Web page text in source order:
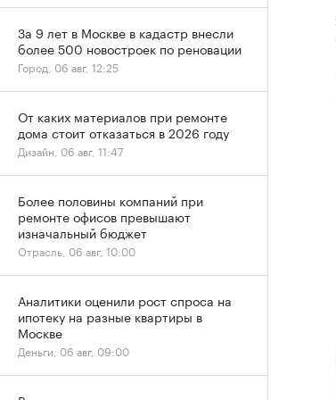
За 9 лет в Москве в кадастр внесли
более 500 новостроек по реновации
Город, 06 авг, 12:25
От каких материалов при ремонте
дома стоит отказаться в 2026 году
Дизайн, 06 авг, 11:47
Более половины компаний при
ремонте офисов превышают
изначальный бюджет
Отрасль, 06 авг, 10:00
Аналитики оценили рост спроса на
ипотеку на разные квартиры в
Москве
Деньги, 06 авг, 09:00